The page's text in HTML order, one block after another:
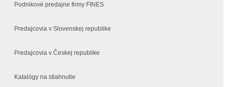
Podnikové predajne firmy FINES
Predajcovia v Slovenskej republike
Predajcovia v Českej republike
Katalógy na stiahnutie